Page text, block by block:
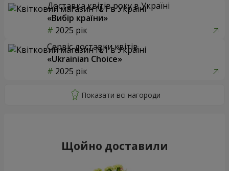
Доставка квітів року в Україні
«Вибір країни»
2025 рік
Сервіс доставки квітів
«Ukrainian Choice»
2025 рік
Щойно доставили